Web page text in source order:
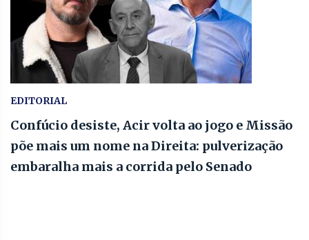
EDITORIAL
Confúcio desiste, Acir volta ao jogo e Missão
põe mais um nome na Direita: pulverização
embaralha mais a corrida pelo Senado